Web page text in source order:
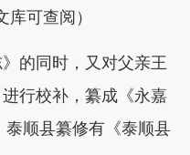
库可查阅）
的同时，又对父亲王
行校补，纂成《永嘉
泰顺县纂修有《泰顺县